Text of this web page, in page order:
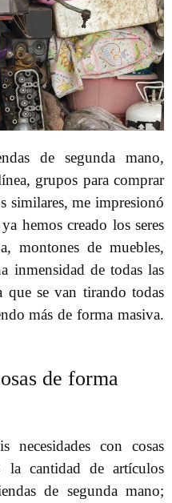
de segunda mano,
grupos para comprar
similares, me impresionó
hemos creado los seres
montones de muebles,
inmensidad de todas las
que se van tirando todas
más de forma masiva.
de forma
necesidades con cosas
la cantidad de artículos
de segunda mano;